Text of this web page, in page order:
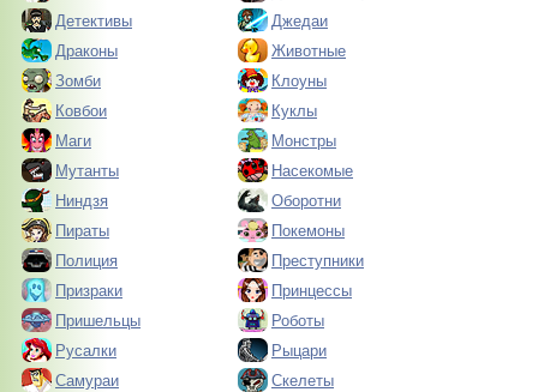
Детективы
Джедаи
Драконы
Животные
Зомби
Клоуны
Ковбои
Куклы
Маги
Монстры
Мутанты
Насекомые
Ниндзя
Оборотни
Пираты
Покемоны
Полиция
Преступники
Призраки
Принцессы
Пришельцы
Роботы
Русалки
Рыцари
Самураи
Скелеты